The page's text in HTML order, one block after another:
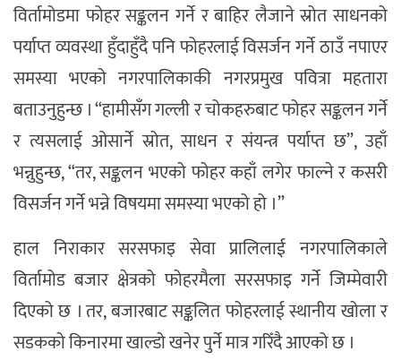
विर्तामोडमा फोहर सङ्कलन गर्ने र बाहिर लैजाने स्रोत साधनको
पर्याप्त व्यवस्था हुँदाहुँदै पनि फोहरलाई विसर्जन गर्ने ठाउँ नपाएर
समस्या भएको नगरपालिकाकी नगरप्रमुख पवित्रा महतारा
बताउनुहुन्छ । “हामीसँग गल्ली र चोकहरुबाट फोहर सङ्कलन गर्ने
र त्यसलाई ओसार्ने स्रोत, साधन र संयन्त्र पर्याप्त छ”, उहाँ
भन्नुहुन्छ, “तर, सङ्कलन भएको फोहर कहाँ लगेर फाल्ने र कसरी
विसर्जन गर्ने भन्ने विषयमा समस्या भएको हो ।”
हाल निराकार सरसफाइ सेवा प्रालिलाई नगरपालिकाले
विर्तामोड बजार क्षेत्रको फोहरमैला सरसफाइ गर्ने जिम्मेवारी
दिएको छ । तर, बजारबाट सङ्कलित फोहरलाई स्थानीय खोला र
सडकको किनारमा खाल्डो खनेर पुर्ने मात्र गरिँदै आएको छ ।